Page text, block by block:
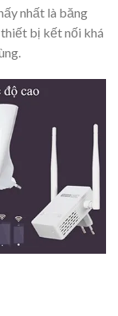
nhất là băng
bị kết nối khá